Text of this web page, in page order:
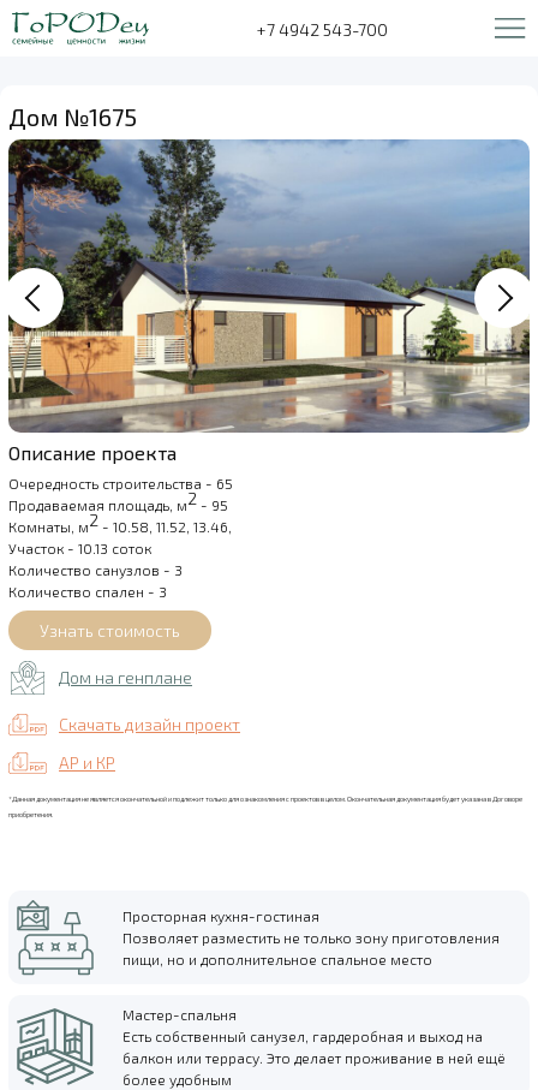
+7 4942 543-700
Дом №1675
Описание проекта
Очередность строительства - 65
Продаваемая площадь, м2 - 95
Комнаты, м2 - 10.58, 11.52, 13.46,
Участок - 10.13 соток
Количество санузлов - 3
Количество спален - 3
Дом на генплане
Скачать дизайн проект
АР и КР
*Данная документация не является окончательной и подлежит только для ознакомления с проектов в целом. Окончательная документация будет указана в Договоре
приобретения.
Просторная кухня-гостиная
Позволяет разместить не только зону приготовления
пищи, но и дополнительное спальное место
Мастер-спальня
Есть собственный санузел, гардеробная и выход на
балкон или террасу. Это делает проживание в ней ещё
более удобным